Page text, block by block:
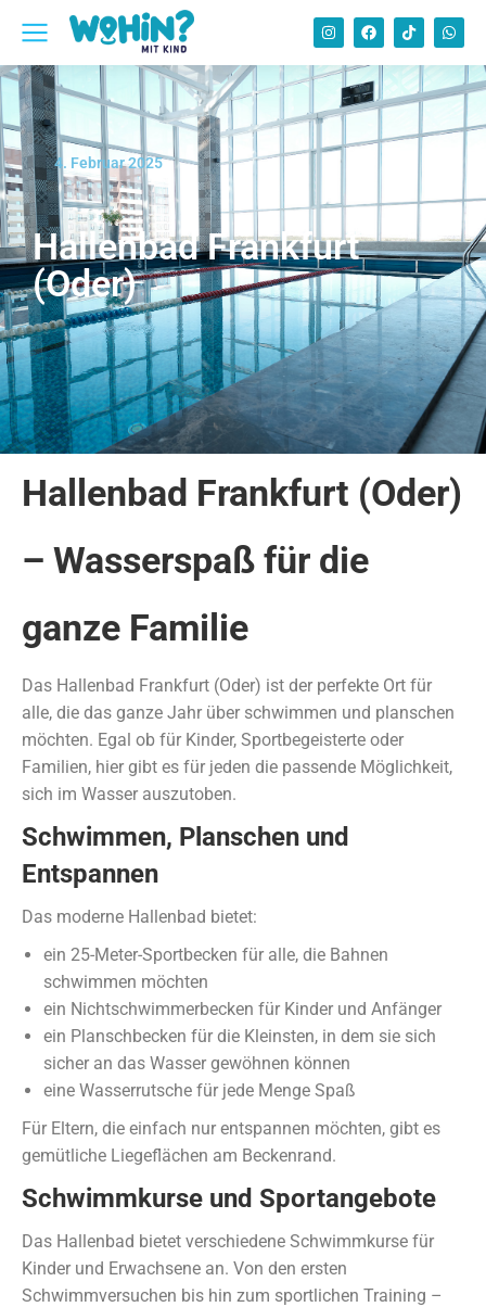
4. Februar 2025
Hallenbad Frankfurt
(Oder)
Hallenbad Frankfurt (Oder)
– Wasserspaß für die
ganze Familie
Das Hallenbad Frankfurt (Oder) ist der perfekte Ort für
alle, die das ganze Jahr über schwimmen und planschen
möchten. Egal ob für Kinder, Sportbegeisterte oder
Familien, hier gibt es für jeden die passende Möglichkeit,
sich im Wasser auszutoben.
Schwimmen, Planschen und
Entspannen
Das moderne Hallenbad bietet:
ein 25-Meter-Sportbecken für alle, die Bahnen
schwimmen möchten
ein Nichtschwimmerbecken für Kinder und Anfänger
ein Planschbecken für die Kleinsten, in dem sie sich
sicher an das Wasser gewöhnen können
eine Wasserrutsche für jede Menge Spaß
Für Eltern, die einfach nur entspannen möchten, gibt es
gemütliche Liegeflächen am Beckenrand.
Schwimmkurse und Sportangebote
Das Hallenbad bietet verschiedene Schwimmkurse für
Kinder und Erwachsene an. Von den ersten
Schwimmversuchen bis hin zum sportlichen Training –